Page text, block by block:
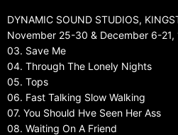
DYNAMIC SOUND STUDIOS,
November 25-30 & December 6-21,
03. Save Me
04. Through The Lonely Nights
05. Tops
06. Fast Talking Slow Walking
07. You Should Hve Seen Her Ass
08. Waiting On A Friend